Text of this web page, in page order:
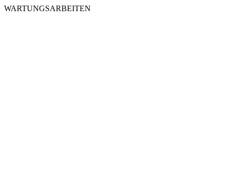
WARTUNGSARBEITEN